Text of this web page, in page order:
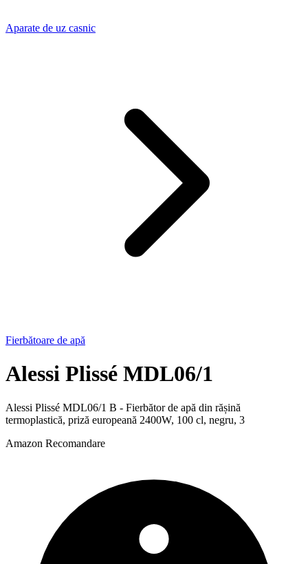
Aparate de uz casnic
Fierbătoare de apă
Alessi Plissé MDL06/1
Alessi Plissé MDL06/1 B - Fierbător de apă din rășină
termoplastică, priză europeană 2400W, 100 cl, negru, 3
Amazon Recomandare